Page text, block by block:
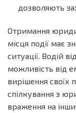
дозволяють
Отримання
місця події має
ситуації. Водій
можливість від
вирішення своїх
спілкування з
враження на